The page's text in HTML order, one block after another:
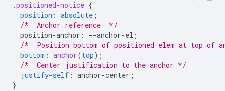
.positioned-notice {
position : absolute ;
/*  Anchor reference  */
position-anchor : --anchor-el ;
/*  Position bottom of positioned elem at top of
bottom : anchor(top);
/*  Center justification to the anchor */
justify-self : anchor-center ;
}